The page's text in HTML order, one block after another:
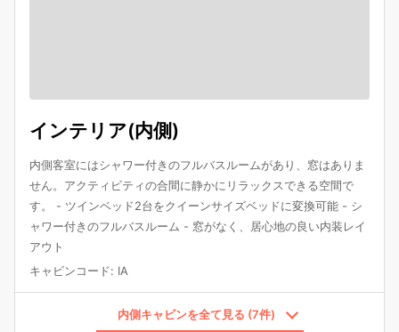
インテリア(内側)
内側客室にはシャワー付きのフルバスルームがあり、窓はありま
せん。アクティビティの合間に静かにリラックスできる空間で
す。 - ツインベッド2台をクイーンサイズベッドに変換可能 - シ
ャワー付きのフルバスルーム - 窓がなく、居心地の良い内装レイ
アウト
キャビンコード: IA
内側キャビンを全て見る (7件)